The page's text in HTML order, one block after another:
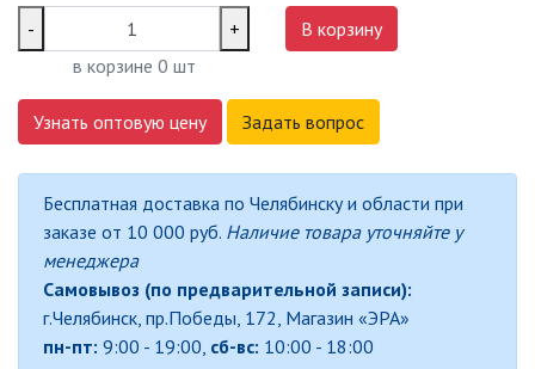
САДОВЫЕ СВЕТИЛЬНИКИ
СВЕТИЛЬНИКИ
СВЕТИЛЬНИКИ ДЛЯ РОСТА
РАСТЕНИЙ (ФИТОСВЕТИЛЬНИКИ)
АКСЕССУАРЫ ДЛЯ
ЭЛЕКТРОМОНТАЖА
БАКТЕРИЦИДНЫЕ ЛАМПЫ
ДАТЧИКИ ДВИЖЕНИЯ И
-
+
в корзине 0 шт
В корзину
Узнать оптовую цену Задать вопрос
Бесплатная доставка по Челябинску и области при
заказе от 10 000 руб. Наличие товара уточняйте у
менеджера
Самовывоз (по предварительной записи):
г.Челябинск, пр.Победы, 172, Магазин «ЭРА»
пн-пт: 9:00 - 19:00, сб-вс: 10:00 - 18:00